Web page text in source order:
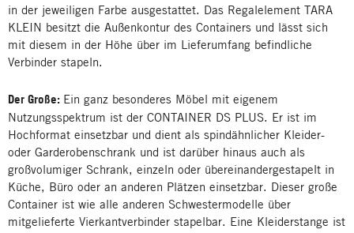
in der jeweiligen Farbe ausgestattet. Das Regalelement TARA
KLEIN besitzt die Außenkontur des Containers und lässt sich
mit diesem in der Höhe über im Lieferumfang befindliche
Verbinder stapeln.
Der Große: Ein ganz besonderes Möbel mit eigenem
Nutzungsspektrum ist der CONTAINER DS PLUS. Er ist im
Hochformat einsetzbar und dient als spindähnlicher Kleider-
oder Garderobenschrank und ist darüber hinaus auch als
großvolumiger Schrank, einzeln oder übereinandergestapelt in
Küche, Büro oder an anderen Plätzen einsetzbar. Dieser große
Container ist wie alle anderen Schwestermodelle über
mitgelieferte Vierkantverbinder stapelbar. Eine Kleiderstange ist